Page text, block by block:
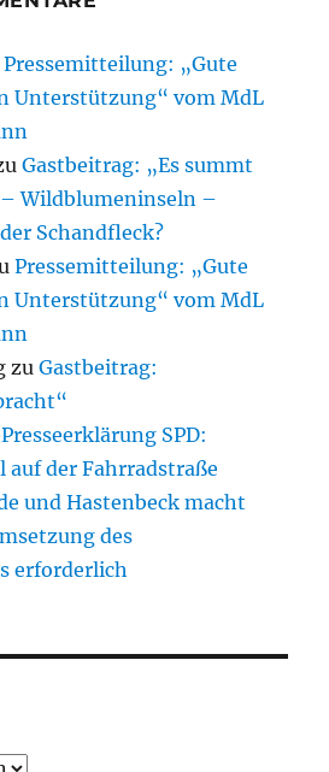
Pressemitteilung: „Gute
Unterstützung“ vom MdL
Gastbeitrag: „Es summt
Wildblumeninseln –
Schandfleck?
Pressemitteilung: „Gute
Unterstützung“ vom MdL
zuGastbeitrag:
Presseerklärung SPD:
auf der Fahrradstraße
und Hastenbeck macht
des
erforderlich